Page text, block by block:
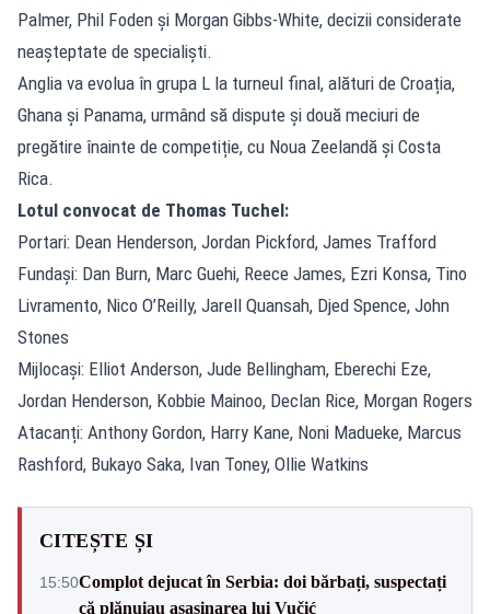
Palmer, Phil Foden și Morgan Gibbs-White, decizii considerate
neașteptate de specialiști.
Anglia va evolua în grupa L la turneul final, alături de Croația,
Ghana și Panama, urmând să dispute și două meciuri de
pregătire înainte de competiție, cu Noua Zeelandă și Costa
Rica.
Lotul convocat de Thomas Tuchel:
Portari: Dean Henderson, Jordan Pickford, James Trafford
Fundași: Dan Burn, Marc Guehi, Reece James, Ezri Konsa, Tino
Livramento, Nico O’Reilly, Jarell Quansah, Djed Spence, John
Stones
Mijlocași: Elliot Anderson, Jude Bellingham, Eberechi Eze,
Jordan Henderson, Kobbie Mainoo, Declan Rice, Morgan Rogers
Atacanți: Anthony Gordon, Harry Kane, Noni Madueke, Marcus
Rashford, Bukayo Saka, Ivan Toney, Ollie Watkins
CITEȘTE ȘI
15:50Complot dejucat în Serbia: doi bărbați, suspectați
că plănuiau asasinarea lui Vučić